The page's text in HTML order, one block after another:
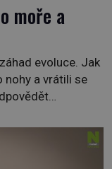
moře a
evoluce. Jak
nohy a vrátili se
na televizní